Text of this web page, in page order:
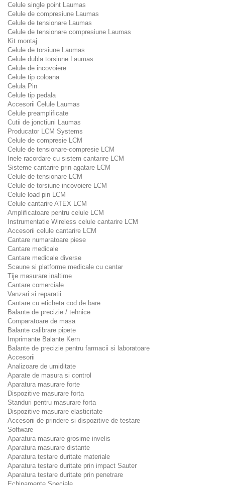
Celule single point Laumas
Celule de compresiune Laumas
Celule de tensionare Laumas
Celule de tensionare compresiune Laumas
Kit montaj
Celule de torsiune Laumas
Celule dubla torsiune Laumas
Celule de incovoiere
Celule tip coloana
Celula Pin
Celule tip pedala
Accesorii Celule Laumas
Celule preamplificate
Cutii de jonctiuni Laumas
Producator LCM Systems
Celule de compresie LCM
Celule de tensionare-compresie LCM
Inele racordare cu sistem cantarire LCM
Sisteme cantarire prin agatare LCM
Celule de tensionare LCM
Celule de torsiune incovoiere LCM
Celule load pin LCM
Celule cantarire ATEX LCM
Amplificatoare pentru celule LCM
Instrumentatie Wireless celule cantarire LCM
Accesorii celule cantarire LCM
Cantare numaratoare piese
Cantare medicale
Cantare medicale diverse
Scaune si platforme medicale cu cantar
Tije masurare inaltime
Cantare comerciale
Vanzari si reparatii
Cantare cu eticheta cod de bare
Balante de precizie / tehnice
Comparatoare de masa
Balante calibrare pipete
Imprimante Balante Kern
Balante de precizie pentru farmacii si laboratoare
Accesorii
Analizoare de umiditate
Aparate de masura si control
Aparatura masurare forte
Dispozitive masurare forta
Standuri pentru masurare forta
Dispozitive masurare elasticitate
Accesorii de prindere si dispozitive de testare
Software
Aparatura masurare grosime invelis
Aparatura masurare distante
Aparatura testare duritate materiale
Aparatura testare duritate prin impact Sauter
Aparatura testare duritate prin penetrare